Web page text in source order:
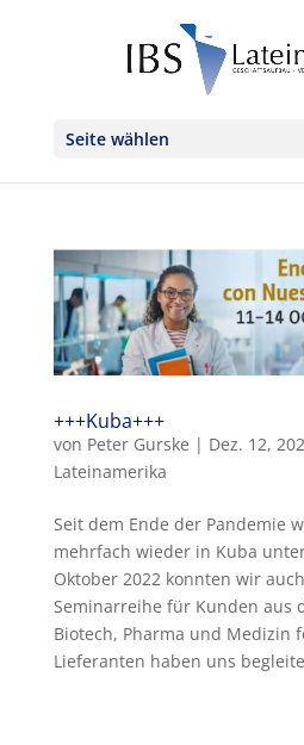
Seite wählen
+++Kuba+++
von Peter Gurske | Dez. 12,
Lateinamerika
Seit dem Ende der Pandemie
mehrfach wieder in Kuba
Oktober 2022 konnten wir
Seminarreihe für Kunden aus
Biotech, Pharma und Medizin
Lieferanten haben uns